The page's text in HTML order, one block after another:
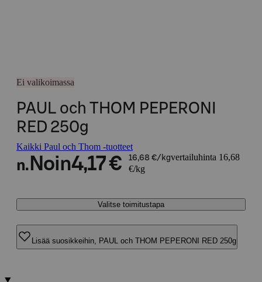
Ei valikoimassa
PAUL och THOM PEPERONI
RED 250g
Kaikki Paul och Thom -tuotteet
n. Noin4,17 € 16,68 €/kgvertailuhinta 16,68
€/kg
Valitse toimitustapa
Lisää suosikkeihin, PAUL och THOM PEPERONI RED 250g